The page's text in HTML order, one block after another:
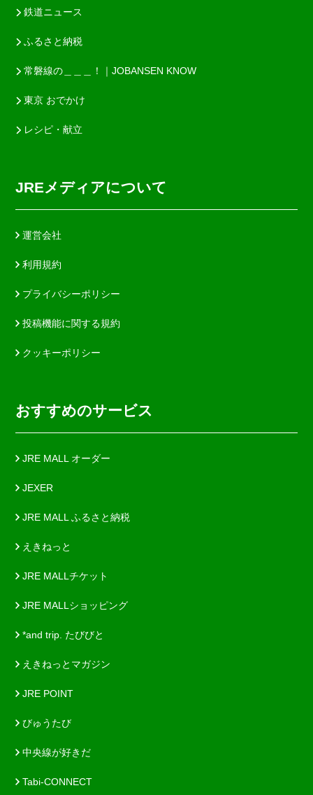
鉄道ニュース
ふるさと納税
常磐線の＿＿＿！｜JOBANSEN KNOW
東京 おでかけ
レシピ・献立
JREメディアについて
運営会社
利用規約
プライバシーポリシー
投稿機能に関する規約
クッキーポリシー
おすすめのサービス
JRE MALL オーダー
JEXER
JRE MALL ふるさと納税
えきねっと
JRE MALLチケット
JRE MALLショッピング
*and trip. たびびと
えきねっとマガジン
JRE POINT
びゅうたび
中央線が好きだ
Tabi-CONNECT